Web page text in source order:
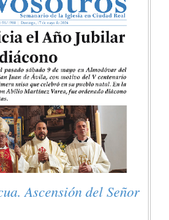
Ascensión del Señor